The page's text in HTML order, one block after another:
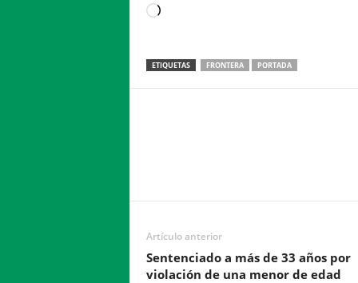
Loading…
ETIQUETAS FRONTERA PORTADA
Artículo anterior
Sentenciado a más de 33 años por
violación de una menor de edad